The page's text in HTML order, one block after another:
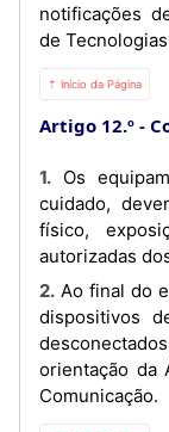
notificações
de
⇡ Início da Página
Artigo 12.º
1. Os equipamentos devem ser manuseados com
cuidado,
físico,
autorizadas
2. Ao final do expediente, os computadores e demais
dispositivos
orientação da
Comunicação.